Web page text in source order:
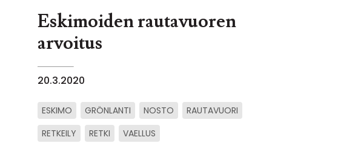
Eskimoiden rautavuoren
arvoitus
20.3.2020
ESKIMO GRÖNLANTI NOSTO
RAUTAVUORI
RETKEILY
RETKI VAELLUS